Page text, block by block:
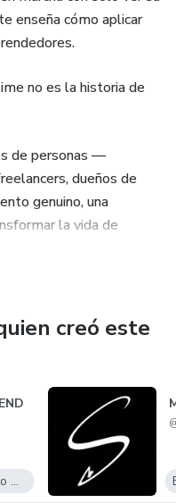
enseña cómo aplicar
no es la historia de
de personas —
dueños de
genuino, una
la vida de
conocidos.
pertenecen.
que "todo esté listo."
eso.
creó este
Emprendimiento Digital